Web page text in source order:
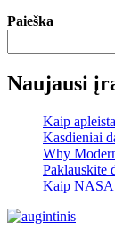
Paieška
Naujausi
Kaip
Kasdieniai
Why
Paklauskite
Kaip NASA